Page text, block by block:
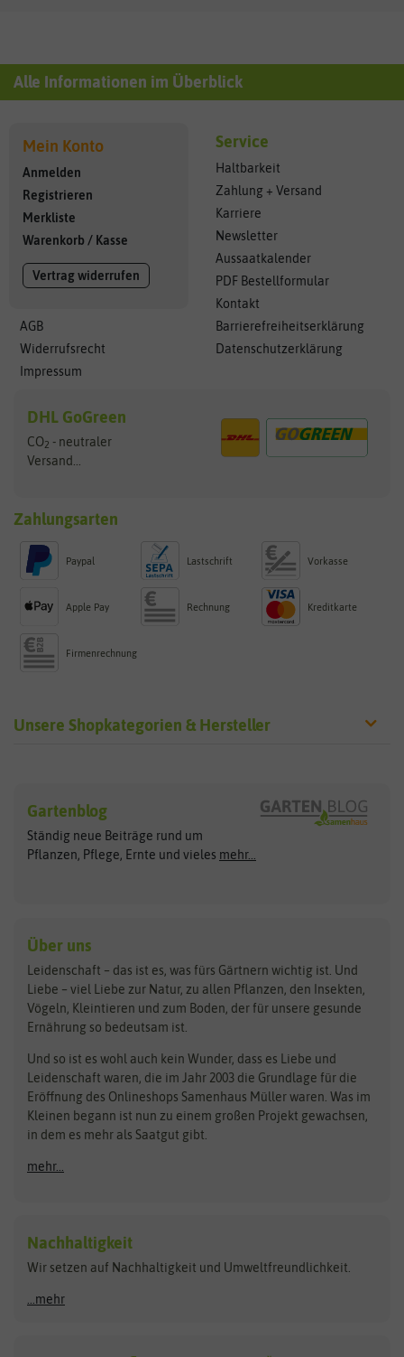
Alle Informationen im Überblick
Mein Konto
Anmelden
Registrieren
Merkliste
Warenkorb / Kasse
Vertrag widerrufen
AGB
Widerrufsrecht
Impressum
Service
Haltbarkeit
Zahlung + Versand
Karriere
Newsletter
Aussaatkalender
PDF Bestellformular
Kontakt
Barrierefreiheitserklärung
Datenschutzerklärung
DHL GoGreen
CO2 - neutraler
Versand...
Zahlungsarten
Paypal Lastschrift Vorkasse
Apple Pay Rechnung Kreditkarte
Firmenrechnung
Unsere Shopkategorien & Hersteller
Exotische Samen
Gemüsesamen
Gründünger
Kräutersamen
Obstsamen
Pilzbrut
Rasensamen
Steckzwiebeln
Zimmer & Kübelpflanzen
Kataloge
Schnäppchen
Anzucht & Gartenzubehör
Anzuchtschalen
Heizmatte & Heizkabel
Kokos-Quelltabletten
Zimmergewächshaus
Arche Noah
ASB Greenworld
Benary
Bingenheimer Saatgut
BioBalu
Bionana
BIOWOL
Blumicorn
Bûten Birds
Carl Pabst
Clever Pots
COMPO
Dürr-Samen
elho
Feldsaaten Freudenberger
Fertil
Flora Elite
Florissa
Flortis
Hortitops
Gartenblog
Ständig neue Beiträge rund um
Pflanzen, Pflege, Ernte und vieles mehr...
Über uns
Leidenschaft – das ist es, was fürs Gärtnern wichtig ist. Und
Liebe – viel Liebe zur Natur, zu allen Pflanzen, den Insekten,
Vögeln, Kleintieren und zum Boden, der für unsere gesunde
Ernährung so bedeutsam ist.
Und so ist es wohl auch kein Wunder, dass es Liebe und
Leidenschaft waren, die im Jahr 2003 die Grundlage für die
Eröffnung des Onlineshops Samenhaus Müller waren. Was im
Kleinen begann ist nun zu einem großen Projekt gewachsen,
in dem es mehr als Saatgut gibt.
mehr...
Nachhaltigkeit
Wir setzen auf Nachhaltigkeit und Umweltfreundlichkeit.
...mehr